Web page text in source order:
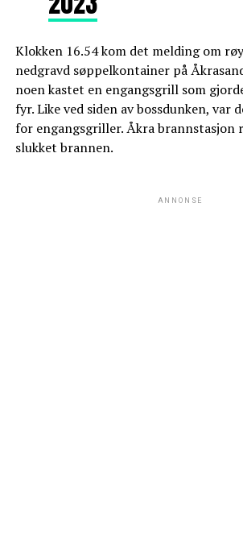
Klokken 16.54 kom det melding om
nedgravd søppelkontainer på
noen kastet en engangsgrill som
fyr. Like ved siden av bossdunken, var
for engangsgriller. Åkra brannstasjon
slukket brannen.
ANNONSE